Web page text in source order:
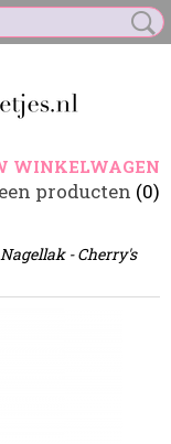
WINKELWAGEN
producten (0)
Nagellak - Cherry's